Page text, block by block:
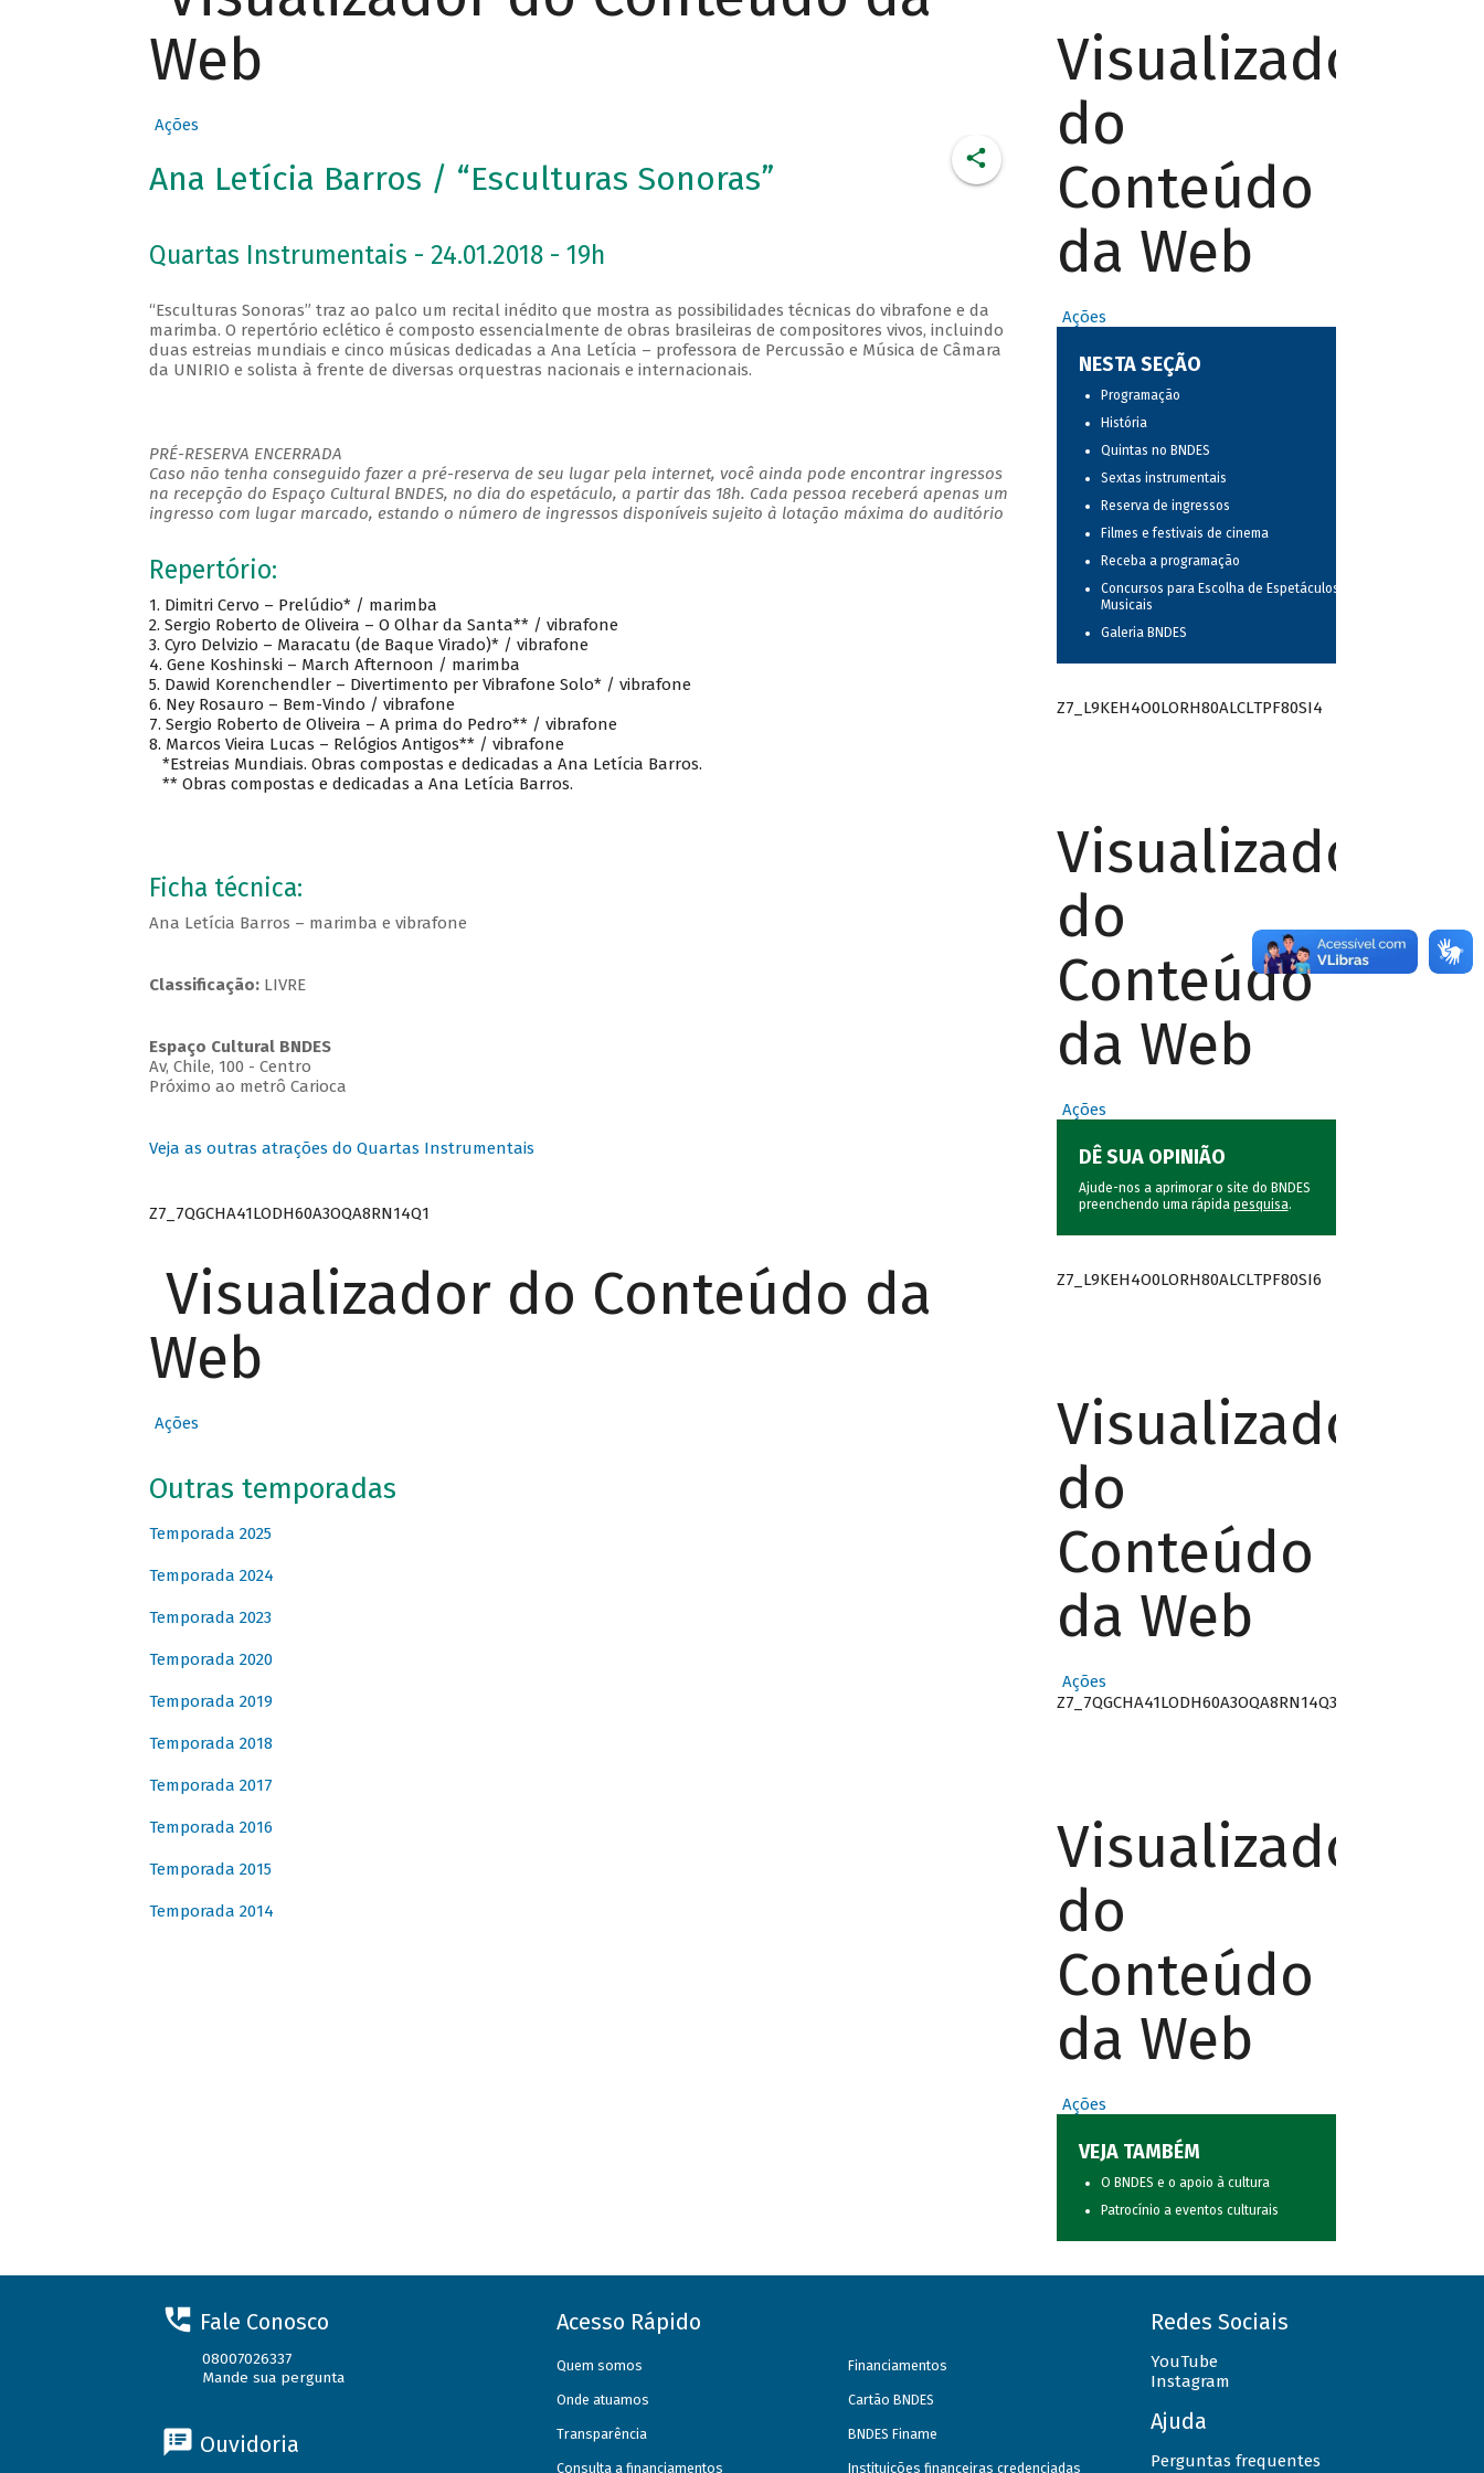
Web
Ações
Ana Letícia Barros / “Esculturas Sonoras”
Quartas Instrumentais - 24.01.2018 - 19h
“Esculturas Sonoras” traz ao palco um recital inédito que mostra as possibilidades técnicas do vibrafone e da
marimba. O repertório eclético é composto essencialmente de obras brasileiras de compositores vivos, incluindo
duas estreias mundiais e cinco músicas dedicadas a Ana Letícia – professora de Percussão e Música de Câmara
da UNIRIO e solista à frente de diversas orquestras nacionais e internacionais.
PRÉ-RESERVA ENCERRADA
Caso não tenha conseguido fazer a pré-reserva de seu lugar pela internet, você ainda pode encontrar ingressos
na recepção do Espaço Cultural BNDES, no dia do espetáculo, a partir das 18h. Cada pessoa receberá apenas um
ingresso com lugar marcado, estando o número de ingressos disponíveis sujeito à lotação máxima do auditório
Repertório:
1. Dimitri Cervo – Prelúdio* / marimba
2. Sergio Roberto de Oliveira – O Olhar da Santa** / vibrafone
3. Cyro Delvizio – Maracatu (de Baque Virado)* / vibrafone
4. Gene Koshinski – March Afternoon / marimba
5. Dawid Korenchendler – Divertimento per Vibrafone Solo* / vibrafone
6. Ney Rosauro – Bem-Vindo / vibrafone
7. Sergio Roberto de Oliveira – A prima do Pedro** / vibrafone
8. Marcos Vieira Lucas – Relógios Antigos** / vibrafone
*Estreias Mundiais. Obras compostas e dedicadas a Ana Letícia Barros.
** Obras compostas e dedicadas a Ana Letícia Barros.
Ficha técnica:
Ana Letícia Barros – marimba e vibrafone
Classificação:LIVRE
Espaço Cultural BNDES
Av, Chile, 100 - Centro
Próximo ao metrô Carioca
Veja as outras atrações do Quartas Instrumentais
Z7_7QGCHA41LODH60A3OQA8RN14Q1
Visualizador do Conteúdo da
Web
Ações
Outras temporadas
Temporada 2025
Temporada 2024
Temporada 2023
Temporada 2020
Temporada 2019
Temporada 2018
Temporada 2017
Temporada 2016
Temporada 2015
Temporada 2014
Visualizador
do
Conteúdo
da Web
Ações
NESTA SEÇÃO
Programação
História
Quintas no BNDES
Sextas instrumentais
Reserva de ingressos
Filmes e festivais de cinema
Receba a programação
Concursos para Escolha de Espetáculos
Musicais
Galeria BNDES
Z7_L9KEH4O0LORH80ALCLTPF80SI4
Visualizador
do
Conteúdo
da Web
Ações
DÊ SUA OPINIÃO
Ajude-nos a aprimorar o site do BNDES
preenchendo uma rápida pesquisa.
Z7_L9KEH4O0LORH80ALCLTPF80SI6
Visualizador
do
Conteúdo
da Web
Ações
Z7_7QGCHA41LODH60A3OQA8RN14Q3
Visualizador
do
Conteúdo
da Web
Ações
VEJA TAMBÉM
O BNDES e o apoio à cultura
Patrocínio a eventos culturais
Fale Conosco
08007026337
Mande sua pergunta
Ouvidoria
Acesso Rápido
Quem somos
Onde atuamos
Transparência
Consulta a financiamentos
Financiamentos
Cartão BNDES
BNDES Finame
Instituições financeiras credenciadas
Redes Sociais
YouTube
Instagram
Ajuda
Perguntas frequentes